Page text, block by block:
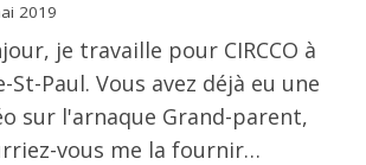
2019
je travaille pour CIRCCO à
St-Paul. Vous avez déjà eu une
sur l'arnaque Grand-parent,
vous me la fournir…